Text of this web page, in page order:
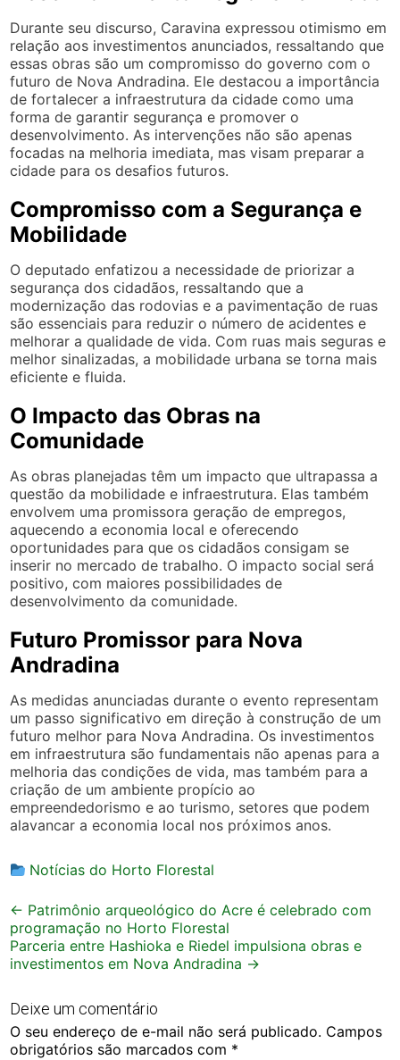
Durante seu discurso, Caravina expressou otimismo em
relação aos investimentos anunciados, ressaltando que
essas obras são um compromisso do governo com o
futuro de Nova Andradina. Ele destacou a importância
de fortalecer a infraestrutura da cidade como uma
forma de garantir segurança e promover o
desenvolvimento. As intervenções não são apenas
focadas na melhoria imediata, mas visam preparar a
cidade para os desafios futuros.
Compromisso com a Segurança e
Mobilidade
O deputado enfatizou a necessidade de priorizar a
segurança dos cidadãos, ressaltando que a
modernização das rodovias e a pavimentação de ruas
são essenciais para reduzir o número de acidentes e
melhorar a qualidade de vida. Com ruas mais seguras e
melhor sinalizadas, a mobilidade urbana se torna mais
eficiente e fluida.
O Impacto das Obras na
Comunidade
As obras planejadas têm um impacto que ultrapassa a
questão da mobilidade e infraestrutura. Elas também
envolvem uma promissora geração de empregos,
aquecendo a economia local e oferecendo
oportunidades para que os cidadãos consigam se
inserir no mercado de trabalho. O impacto social será
positivo, com maiores possibilidades de
desenvolvimento da comunidade.
Futuro Promissor para Nova
Andradina
As medidas anunciadas durante o evento representam
um passo significativo em direção à construção de um
futuro melhor para Nova Andradina. Os investimentos
em infraestrutura são fundamentais não apenas para a
melhoria das condições de vida, mas também para a
criação de um ambiente propício ao
empreendedorismo e ao turismo, setores que podem
alavancar a economia local nos próximos anos.
Notícias do Horto Florestal
Post
navigation
← Patrimônio arqueológico do Acre é celebrado com
programação no Horto Florestal
Parceria entre Hashioka e Riedel impulsiona obras e
investimentos em Nova Andradina →
Deixe um comentário
O seu endereço de e-mail não será publicado. Campos
obrigatórios são marcados com *